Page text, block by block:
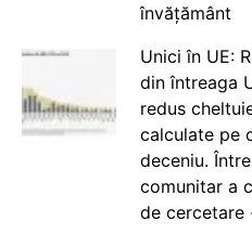
învățământ
Unici în UE:
din întreaga
redus
calculate pe
deceniu.
comunitar a
de cercetare